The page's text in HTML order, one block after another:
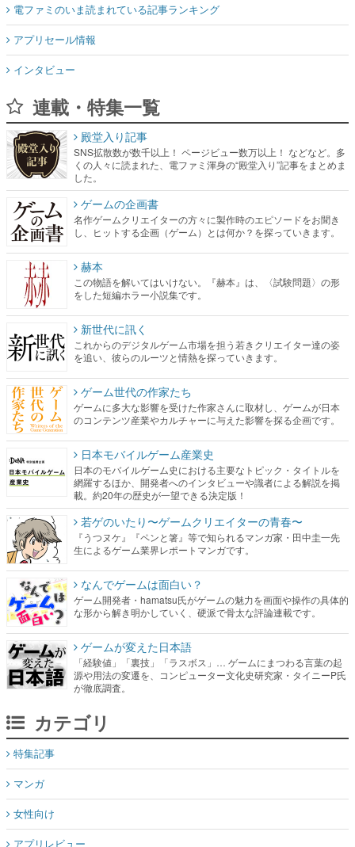
電ファミのいま読まれている記事ランキング
アプリセール情報
インタビュー
連載・特集一覧
殿堂入り記事
SNS拡散数が数千以上！ ページビュー数万以上！ などなど。多
くの人々に読まれた、電ファミ渾身の“殿堂入り”記事をまとめま
した。
ゲームの企画書
名作ゲームクリエイターの方々に製作時のエピソードをお聞き
し、ヒットする企画（ゲーム）とは何か？を探っていきます。
赫本
この物語を解いてはいけない。『赫本』は、〈試験問題〉の形
をした短編ホラー小説集です。
新世代に訊く
これからのデジタルゲーム市場を担う若きクリエイター達の姿
を追い、彼らのルーツと情熱を探っていきます。
ゲーム世代の作家たち
ゲームに多大な影響を受けた作家さんに取材し、ゲームが日本
のコンテンツ産業やカルチャーに与えた影響を探る企画です。
日本モバイルゲーム産業史
日本のモバイルゲーム史における主要なトピック・タイトルを
網羅するほか、開発者へのインタビューや識者による解説を掲
載。約20年の歴史が一望できる決定版！
若ゲのいたり〜ゲームクリエイターの青春〜
『うつヌケ』『ペンと箸』等で知られるマンガ家・田中圭一先
生によるゲーム業界レポートマンガです。
なんでゲームは面白い？
ゲーム開発者・hamatsu氏がゲームの魅力を画面や操作の具体的
な形から解き明かしていく、硬派で骨太な評論連載です。
ゲームが変えた日本語
「経験値」「裏技」「ラスボス」… ゲームにまつわる言葉の起
源や用法の変遷を、コンピューター文化史研究家・タイニーP氏
が徹底調査。
カテゴリ
特集記事
マンガ
女性向け
アプリレビュー